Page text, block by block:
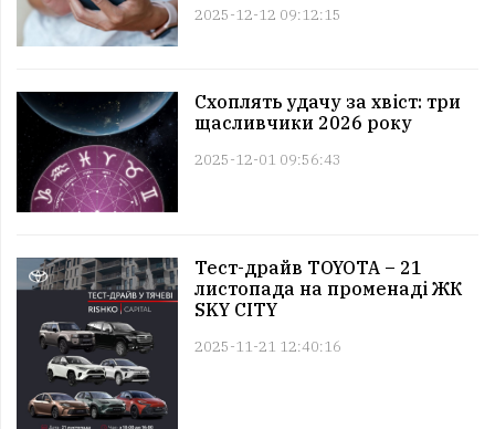
2025-12-12 09:12:15
Схоплять удачу за хвіст: три
щасливчики 2026 року
2025-12-01 09:56:43
Тест-драйв TOYOTA – 21
листопада на променаді ЖК
SKY CITY
2025-11-21 12:40:16